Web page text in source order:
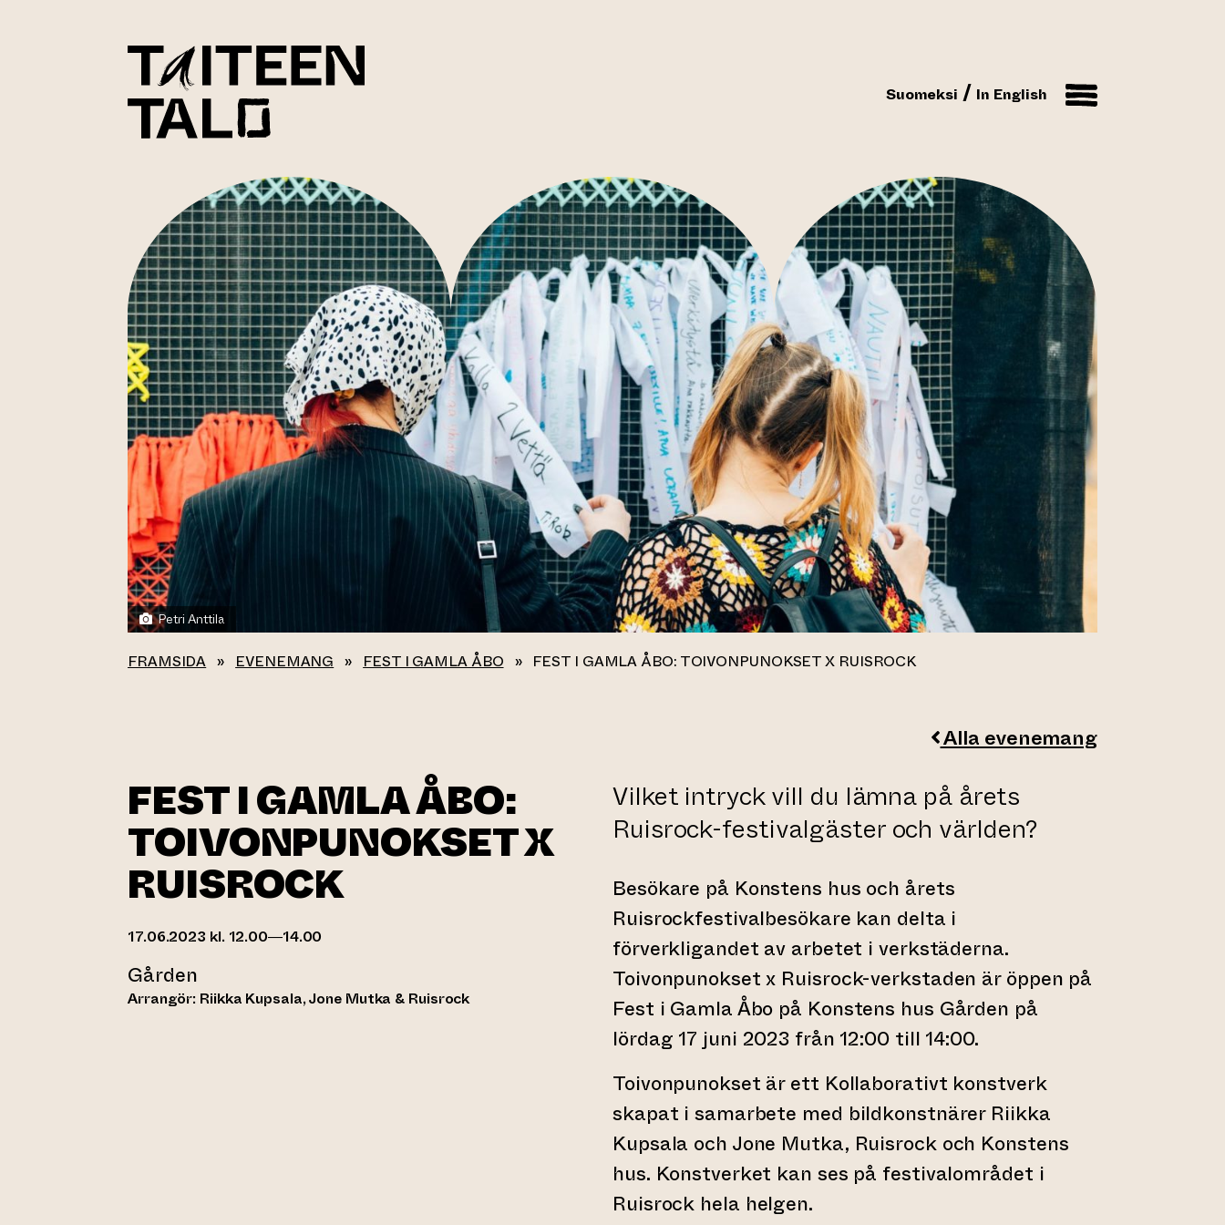
Suomeksi In English
Petri Anttila
FRAMSIDA » EVENEMANG » FEST I GAMLA ÅBO » FEST I GAMLA ÅBO: TOIVONPUNOKSET X RUISROCK
Alla evenemang
FEST I GAMLA ÅBO:
TOIVONPUNOKSET X
RUISROCK
17.06.2023 kl. 12.00—14.00
Gården
Arrangör: Riikka Kupsala, Jone Mutka & Ruisrock
Vilket intryck vill du lämna på årets
Ruisrock-festivalgäster och världen?
Besökare på Konstens hus och årets
Ruisrockfestivalbesökare kan delta i
förverkligandet av arbetet i verkstäderna.
Toivonpunokset x Ruisrock-verkstaden är öppen på
Fest i Gamla Åbo på Konstens hus Gården på
lördag 17 juni 2023 från 12:00 till 14:00.
Toivonpunokset är ett Kollaborativt konstverk
skapat i samarbete med bildkonstnärer Riikka
Kupsala och Jone Mutka, Ruisrock och Konstens
hus. Konstverket kan ses på festivalområdet i
Ruisrock hela helgen.